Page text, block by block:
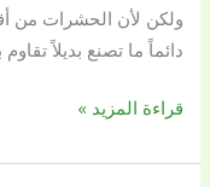
ولكن لأن الحشرات من
دائماً ما تصنع بديلاً تقاوم
قراءة المزيد »